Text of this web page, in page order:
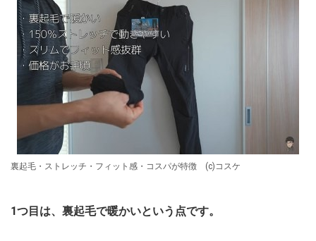
裏起毛・ストレッチ・フィット感・コスパが特徴 (c)コスケ
1つ目は、裏起毛で暖かいという点です。